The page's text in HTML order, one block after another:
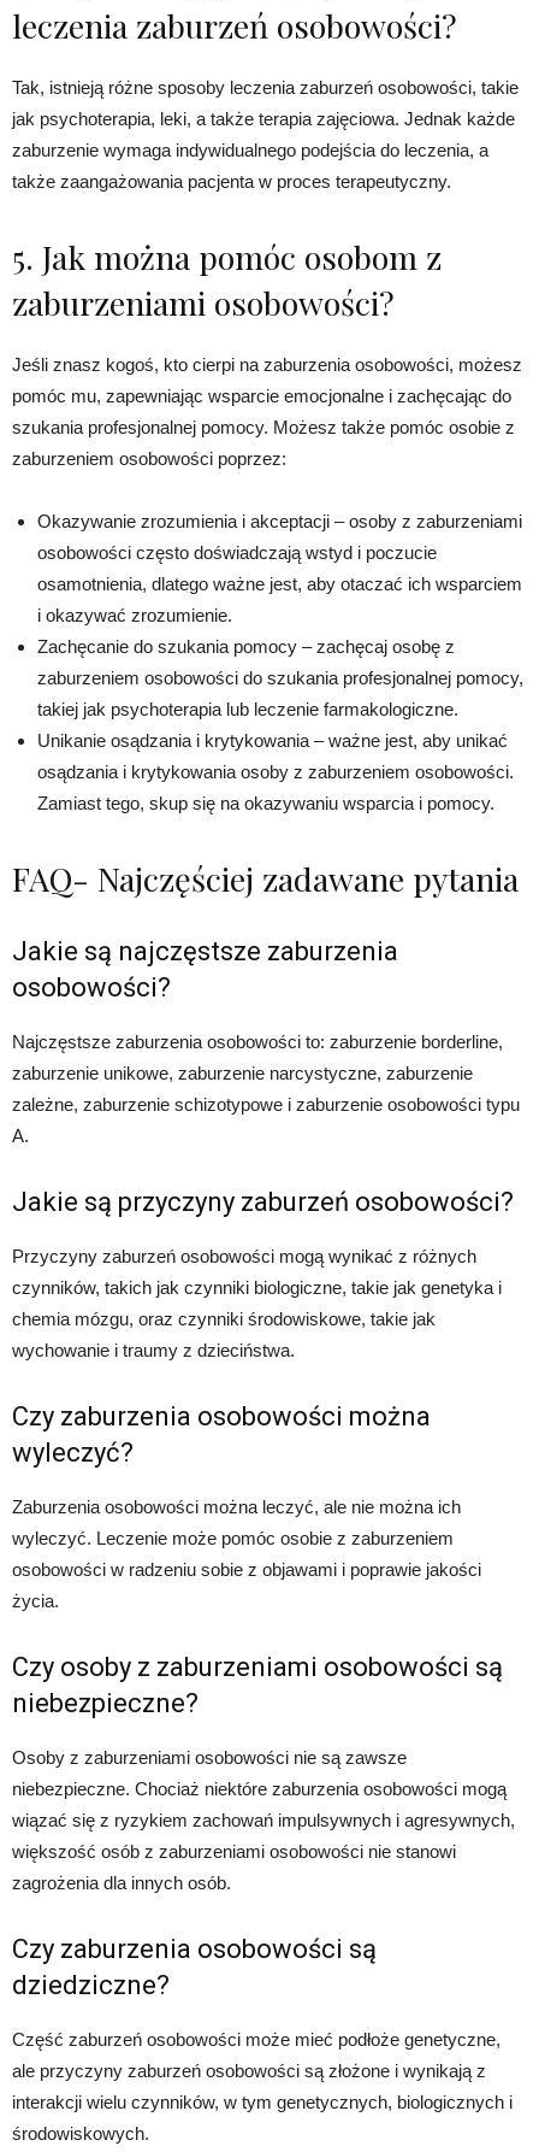
leczenia zaburzeń osobowości?
Tak, istnieją różne sposoby leczenia zaburzeń osobowości, takie
jak psychoterapia, leki, a także terapia zajęciowa. Jednak każde
zaburzenie wymaga indywidualnego podejścia do leczenia, a
także zaangażowania pacjenta w proces terapeutyczny.
5. Jak można pomóc osobom z
zaburzeniami osobowości?
Jeśli znasz kogoś, kto cierpi na zaburzenia osobowości, możesz
pomóc mu, zapewniając wsparcie emocjonalne i zachęcając do
szukania profesjonalnej pomocy. Możesz także pomóc osobie z
zaburzeniem osobowości poprzez:
Okazywanie zrozumienia i akceptacji – osoby z zaburzeniami
osobowości często doświadczają wstyd i poczucie
osamotnienia, dlatego ważne jest, aby otaczać ich wsparciem
i okazywać zrozumienie.
Zachęcanie do szukania pomocy – zachęcaj osobę z
zaburzeniem osobowości do szukania profesjonalnej pomocy,
takiej jak psychoterapia lub leczenie farmakologiczne.
Unikanie osądzania i krytykowania – ważne jest, aby unikać
osądzania i krytykowania osoby z zaburzeniem osobowości.
Zamiast tego, skup się na okazywaniu wsparcia i pomocy.
FAQ- Najczęściej zadawane pytania
Jakie są najczęstsze zaburzenia
osobowości?
Najczęstsze zaburzenia osobowości to: zaburzenie borderline,
zaburzenie unikowe, zaburzenie narcystyczne, zaburzenie
zależne, zaburzenie schizotypowe i zaburzenie osobowości typu
A.
Jakie są przyczyny zaburzeń osobowości?
Przyczyny zaburzeń osobowości mogą wynikać z różnych
czynników, takich jak czynniki biologiczne, takie jak genetyka i
chemia mózgu, oraz czynniki środowiskowe, takie jak
wychowanie i traumy z dzieciństwa.
Czy zaburzenia osobowości można
wyleczyć?
Zaburzenia osobowości można leczyć, ale nie można ich
wyleczyć. Leczenie może pomóc osobie z zaburzeniem
osobowości w radzeniu sobie z objawami i poprawie jakości
życia.
Czy osoby z zaburzeniami osobowości są
niebezpieczne?
Osoby z zaburzeniami osobowości nie są zawsze
niebezpieczne. Chociaż niektóre zaburzenia osobowości mogą
wiązać się z ryzykiem zachowań impulsywnych i agresywnych,
większość osób z zaburzeniami osobowości nie stanowi
zagrożenia dla innych osób.
Czy zaburzenia osobowości są
dziedziczne?
Część zaburzeń osobowości może mieć podłoże genetyczne,
ale przyczyny zaburzeń osobowości są złożone i wynikają z
interakcji wielu czynników, w tym genetycznych, biologicznych i
środowiskowych.